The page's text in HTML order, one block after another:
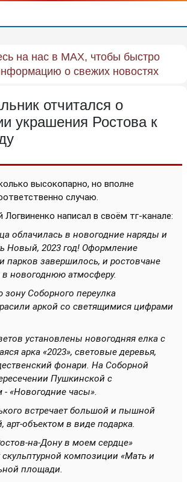
на нас в MAX, чтобы быстро
о свежих новостях
отчитался о
украшения Ростова к
высокопарно, но вполне
случаю.
написал в своём тг-канале:
облачилась в новогодние наряды и
Новый, 2023 год! Оформление
парков завершилось, и ростовчане
в новогоднюю атмосферу.
зону Соборного переулка
аркой со светящимися цифрами
установлены новогодняя елка с
арка «2023», световые деревья,
фонари. На Соборной
Пушкинской с
«Новогодние часы».
встречает большой и пышной
арт-объектом в виде подарка.
на-Дону в моем сердце»
композиции «Мать и
площади.